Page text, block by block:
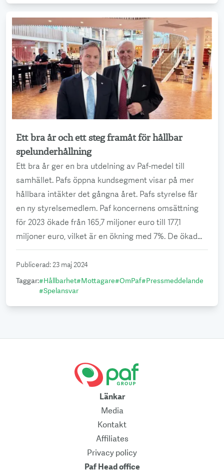
Ett bra år och ett steg framåt för hållbar
spelunderhållning
Ett bra år ger en bra utdelning av Paf-medel till
samhället. Pafs öppna kundsegment visar på mer
hållbara intäkter det gångna året. Pafs styrelse får
en ny styrelsemedlem. Paf koncernens omsättning
för 2023 ökade från 165,7 miljoner euro till 177,1
miljoner euro, vilket är en ökning med 7%. De ökad...
Läs mer
Publicerad:23 maj 2024
Taggar:#Hållbarhet#Mottagare#OmPaf#Pressmeddelande
#Spelansvar
Länkar
Media
Kontakt
Affiliates
Privacy policy
Paf Head office